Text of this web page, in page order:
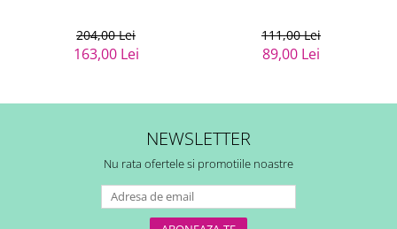
204,00 Lei
163,00 Lei
111,00 Lei
89,00 Lei
NEWSLETTER
Nu rata ofertele si promotiile noastre